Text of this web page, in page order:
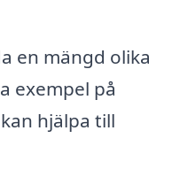
en mängd olika
exempel på
hjälpa till